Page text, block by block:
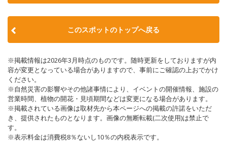
このスポットのトップへ戻る
※掲載情報は2026年3月時点のものです。随時更新をしておりますが内
容が変更となっている場合がありますので、事前にご確認の上おでかけ
ください。
※自然災害の影響やその他諸事情により、イベントの開催情報、施設の
営業時間、植物の開花・見頃期間などは変更になる場合があります。
※掲載されている画像は取材先から本ページへの掲載の許諾をいただ
き、提供されたものとなります。画像の無断転載(二次使用)は禁止で
す。
※表示料金は消費税8％ないし10％の内税表示です。